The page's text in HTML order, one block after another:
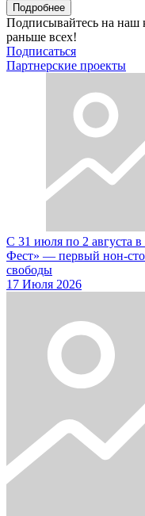
Подробнее
Подписывайтесь на наш
раньше всех!
Подписаться
Партнерские проекты
С 31 июля по 2 августа
Фест» — первый нон-
свободы
17 Июля 2026